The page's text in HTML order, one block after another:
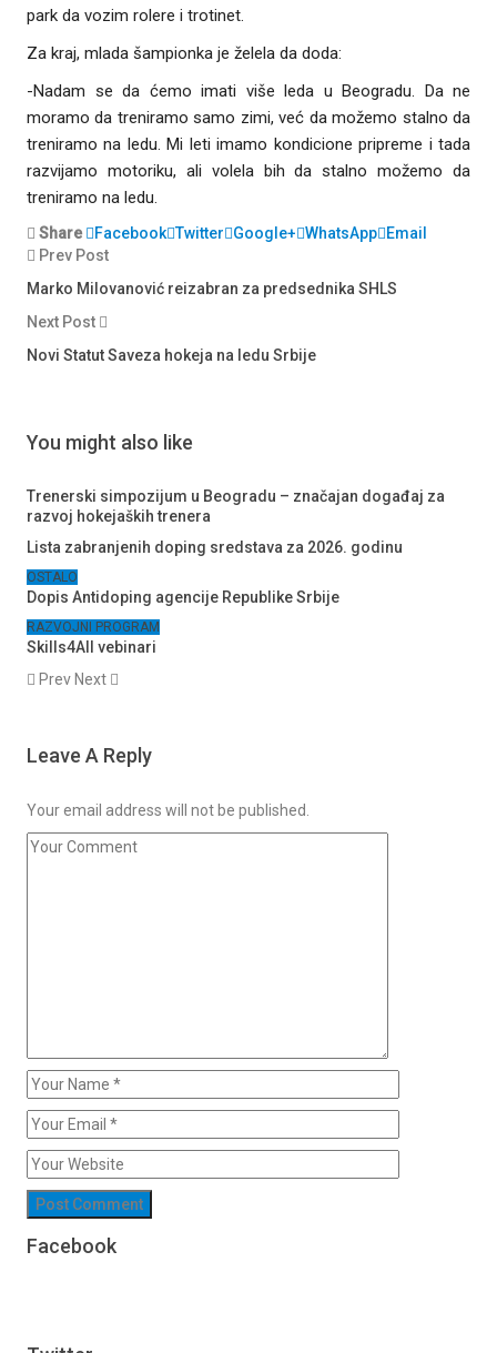
park da vozim rolere i trotinet.
Za kraj, mlada šampionka je želela da doda:
-Nadam se da ćemo imati više leda u Beogradu. Da ne
moramo da treniramo samo zimi, već da možemo stalno da
treniramo na ledu. Mi leti imamo kondicione pripreme i tada
razvijamo motoriku, ali volela bih da stalno možemo da
treniramo na ledu.
Share Facebook Twitter Google+ WhatsApp
Email
Prev Post
Marko Milovanović reizabran za predsednika SHLS
Next Post
Novi Statut Saveza hokeja na ledu Srbije
You might also like
Trenerski simpozijum u Beogradu – značajan događaj za
razvoj hokejaških trenera
Lista zabranjenih doping sredstava za 2026. godinu
OSTALO
Dopis Antidoping agencije Republike Srbije
RAZVOJNI PROGRAM
Skills4All vebinari
Prev Next
Leave A Reply
Your email address will not be published.
Facebook